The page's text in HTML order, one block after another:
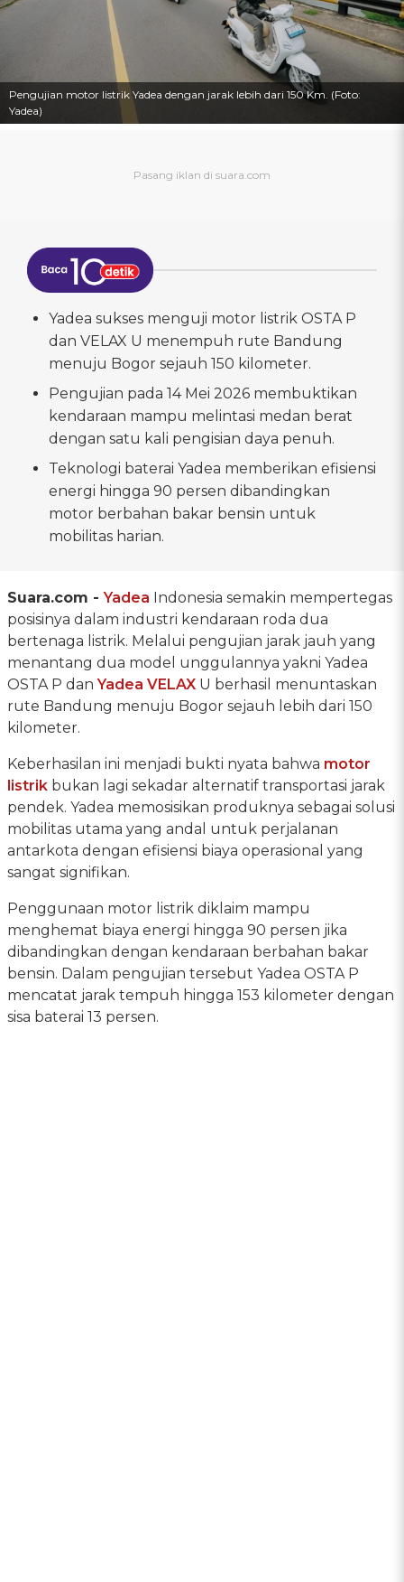
Pengujian motor listrik Yadea dengan jarak lebih dari 150 Km. (Foto:
Yadea)
Yadea sukses menguji motor listrik OSTA P
dan VELAX U menempuh rute Bandung
menuju Bogor sejauh 150 kilometer.
Pengujian pada 14 Mei 2026 membuktikan
kendaraan mampu melintasi medan berat
dengan satu kali pengisian daya penuh.
Teknologi baterai Yadea memberikan efisiensi
energi hingga 90 persen dibandingkan
motor berbahan bakar bensin untuk
mobilitas harian.
Suara.com -Yadea Indonesia semakin mempertegas
posisinya dalam industri kendaraan roda dua
bertenaga listrik. Melalui pengujian jarak jauh yang
menantang dua model unggulannya yakni Yadea
OSTA P danYadea VELAX U berhasil menuntaskan
rute Bandung menuju Bogor sejauh lebih dari 150
kilometer.
Keberhasilan ini menjadi bukti nyata bahwa motor
listrik bukan lagi sekadar alternatif transportasi jarak
pendek. Yadea memosisikan produknya sebagai solusi
mobilitas utama yang andal untuk perjalanan
antarkota dengan efisiensi biaya operasional yang
sangat signifikan.
Penggunaan motor listrik diklaim mampu
menghemat biaya energi hingga 90 persen jika
dibandingkan dengan kendaraan berbahan bakar
bensin. Dalam pengujian tersebut Yadea OSTA P
mencatat jarak tempuh hingga 153 kilometer dengan
sisa baterai 13 persen.